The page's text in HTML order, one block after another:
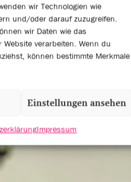
wir Technologien wie
und/oder darauf zuzugreifen.
wir Daten wie das
verarbeiten. Wenn du
können bestimmte Merkmale
Einstellungen ansehen
Impressum
SESSIONS
0